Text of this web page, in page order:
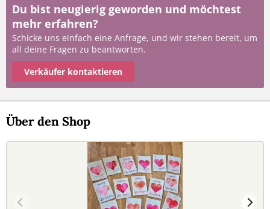
Du bist neugierig geworden und möchtest
mehr erfahren?
Schicke uns einfach eine Anfrage, und wir stehen bereit, um
all deine Fragen zu beantworten.
Verkäufer kontaktieren
Über den Shop